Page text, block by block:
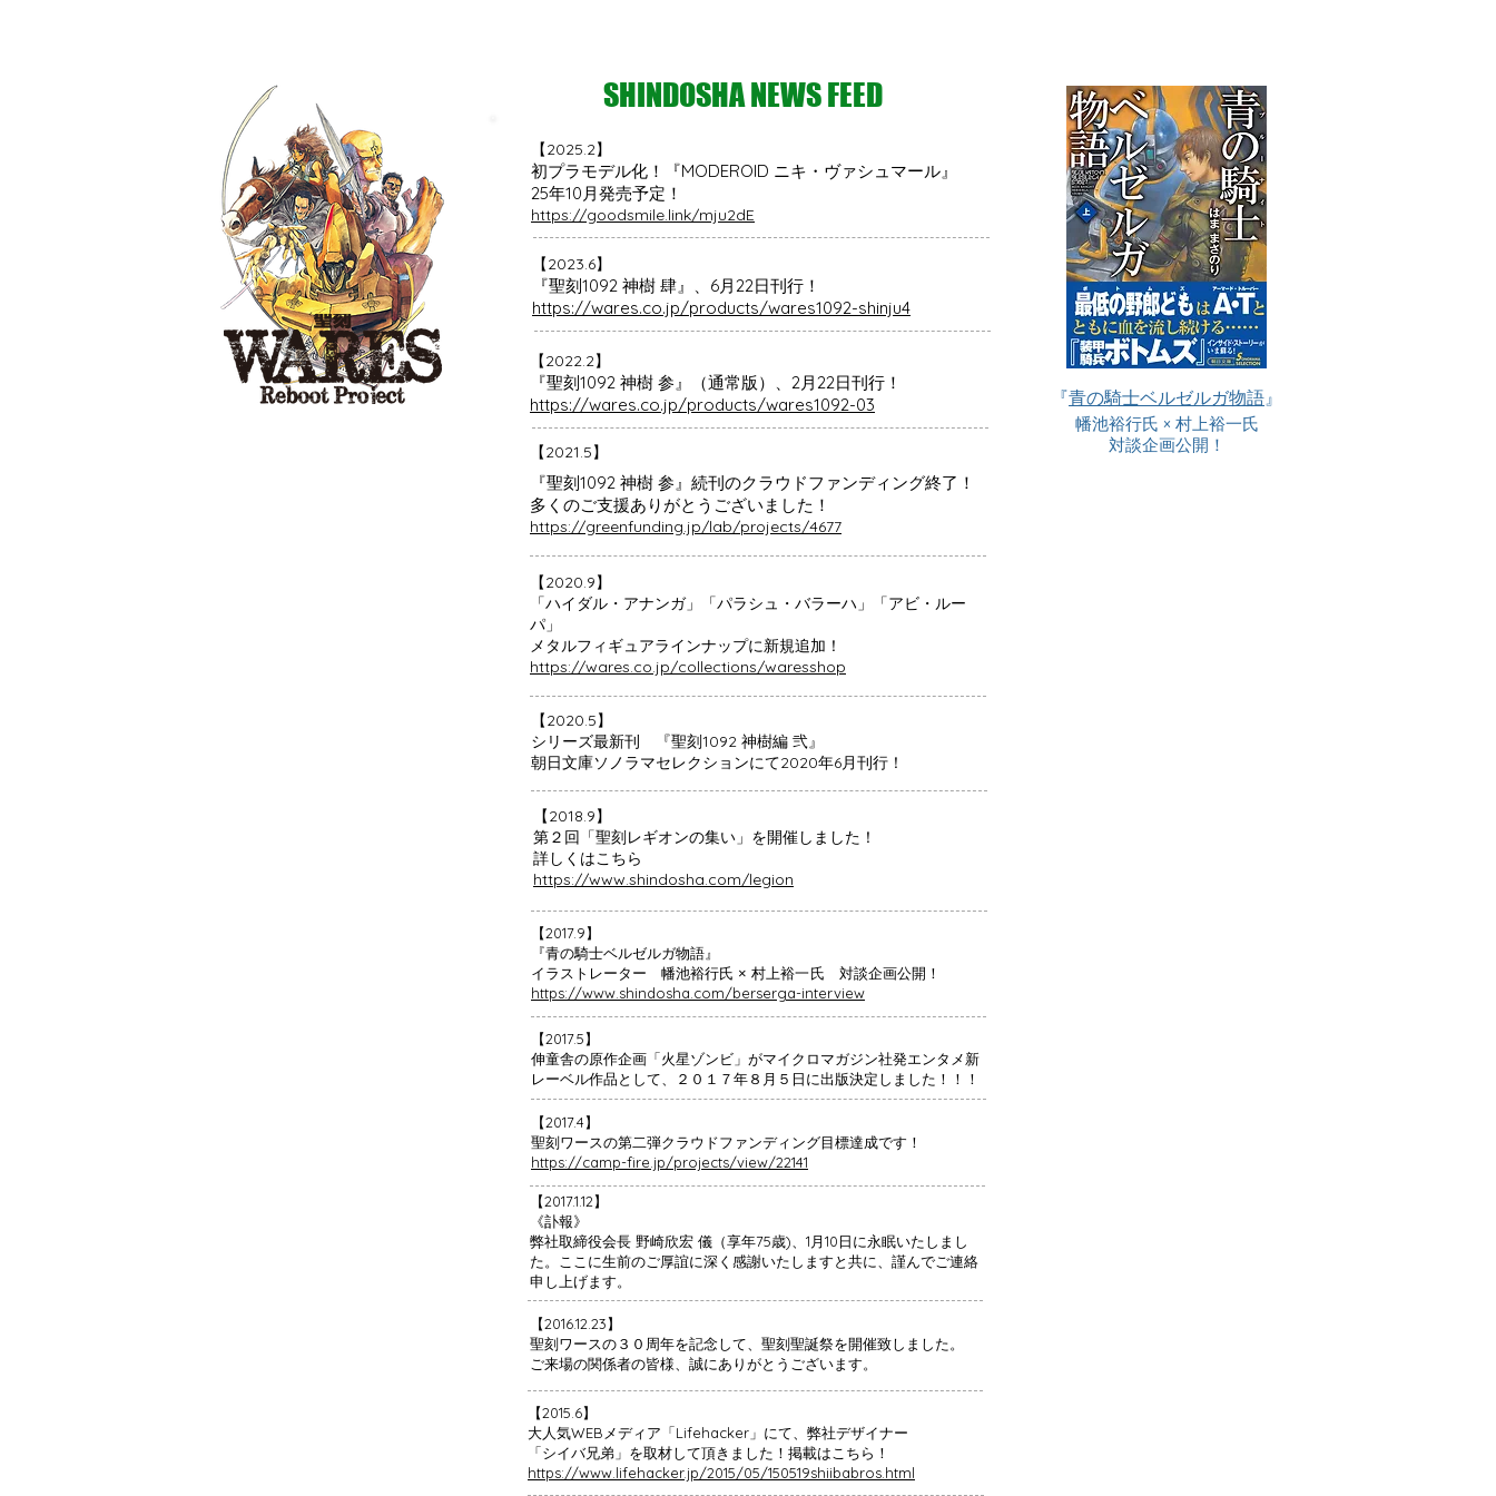
SHINDOSHA NEWS FEED
​【2025.2】
初プラモデル化！
『MODEROID ニキ・ヴァシュマール』
​25年10月発売予定！
https://goodsmile.link/mju2dE
​【2023.6】
『聖刻1092 神樹 肆』、6月22日刊行！
https://wares.co.jp/products/wares1092-shinju4
​【2022.2】
『聖刻1092 神樹 参』（通常版）、2月22日刊行！
https://wares.co.jp/products/wares1092-03
​【2021.5】
『聖刻1092 神樹 参』続刊のクラウドファンディング終了！
多くのご支援ありがとうございました！
https://greenfunding.jp/lab/projects/4677
​【2020.9】
「ハイダル・アナンガ」「パラシュ・バラーハ」「アビ・ルー
パ」
メタルフィギュアラインナップに新規追加！
https://wares.co.jp/collections/waresshop
​【2020.5】
シリーズ最新刊 『聖刻1092 神樹編 弐』
朝日文庫ソノラマセレクションにて2020年6月刊行！​
​【2018.9】
第２回「聖刻レギオンの集い」を開催しました！​
詳しくはこちら
https://www.shindosha.com/legion
【2017.9】
​『青の騎士ベルゼルガ物語』
イラストレーター 幡池裕行氏 × 村上裕一氏 対談企画公開！
https://www.shindosha.com/berserga-interview
【2017.5】
伸童舎の原作企画「火星ゾンビ」がマイクロマガジン社発エンタメ新
レーベル作品として、２０１７年８月５日に出版決定しました！！！
【2017.4】
聖刻ワースの第二弾クラウドファンディング目標達成です！
https://camp-fire.jp/projects/view/22141
【2017.1.12】
《訃報》
弊社取締役会長 野崎欣宏 儀（享年75歳)、1月10日に永眠いたしまし
た。ここに生前のご厚誼に深く感謝いたしますと共に、謹んでご連絡
申し上げます。
【2016.12.23】
聖刻ワースの３０周年を記念して、聖刻聖誕祭を開催致しました。
ご来場の関係者の皆様、誠にありがとうございます。
【2015.6】
大人気WEBメディア「Lifehacker」にて、弊社デザイナー
「シイバ兄弟」を取材して頂きました！掲載はこちら！
https://www.lifehacker.jp/2015/05/150519shiibabros.html
『青の騎士ベルゼルガ物語』
幡池裕行氏 × 村上裕一氏
対談企画公開！